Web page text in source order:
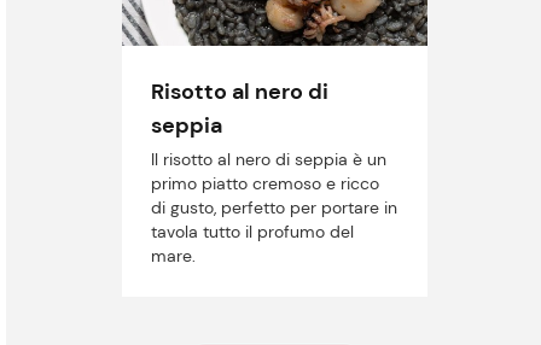
Risotto al nero di
seppia
Il risotto al nero di seppia è un
primo piatto cremoso e ricco
di gusto, perfetto per portare in
tavola tutto il profumo del
mare.